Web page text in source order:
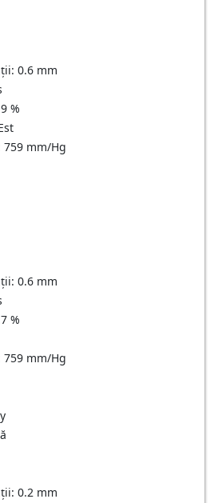
0.6 mm
%
759 mm/Hg
0.6 mm
%
759 mm/Hg
0.2 mm